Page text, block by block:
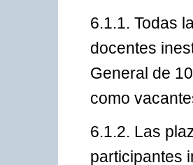
6.1.1. Todas
docentes
General de
como
6.1.2. Las
participantes